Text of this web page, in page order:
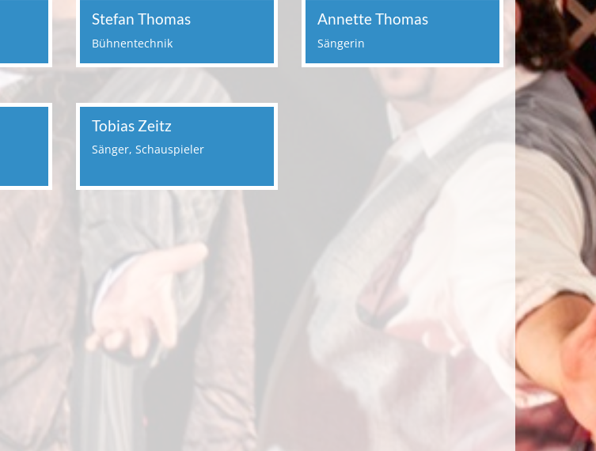
Stefan Thomas
Bühnentechnik
Annette Thomas
Sängerin
Tobias Zeitz
Sänger, Schauspieler